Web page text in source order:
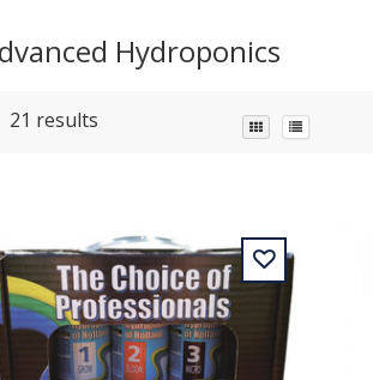
Hydroponics
21 results